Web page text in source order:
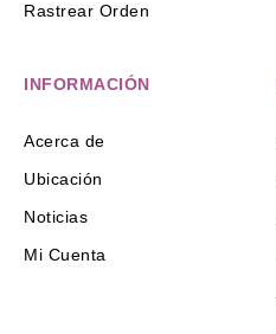
Rastrear Orden
INFORMACIÓN
Acerca de
Ubicación
Noticias
Mi Cuenta